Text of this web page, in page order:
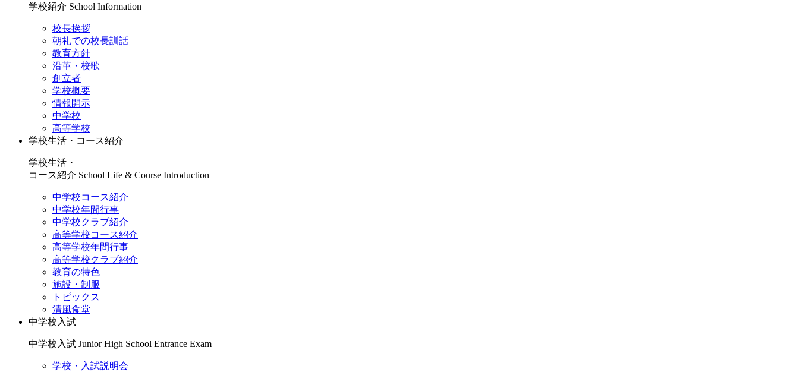
学校紹介 School Information
校長挨拶
朝礼での校長訓話
教育方針
沿革・校歌
創立者
学校概要
情報開示
中学校
高等学校
学校生活・コース紹介
学校生活・
コース紹介 School Life & Course Introduction
中学校コース紹介
中学校年間行事
中学校クラブ紹介
高等学校コース紹介
高等学校年間行事
高等学校クラブ紹介
教育の特色
施設・制服
トピックス
清風食堂
中学校入試
中学校入試 Junior High School Entrance Exam
学校・入試説明会